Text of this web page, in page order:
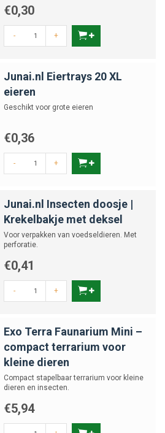
€0,30
- +
Junai.nl Eiertrays 20 XL
eieren
Geschikt voor grote eieren
€0,36
- +
Junai.nl Insecten doosje |
Krekelbakje met deksel
Voor verpakken van voedseldieren. Met
perforatie.
€0,41
- +
Exo Terra Faunarium Mini –
compact terrarium voor
kleine dieren
Compact stapelbaar terrarium voor kleine
dieren en insecten.
€5,94